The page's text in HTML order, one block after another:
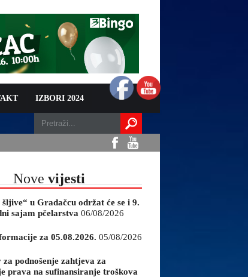
IZBORI 2024
Nove vijesti
u Gradačcu održat će se i 9.
sajam pčelarstva 06/08/2026
za 05.08.2026. 05/08/2026
podnošenje zahtjeva za
prava na sufinansiranje troškova